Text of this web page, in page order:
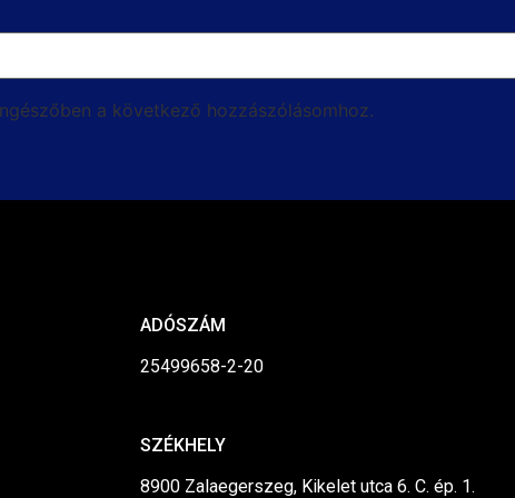
a következő hozzászólásomhoz.
ADÓSZÁM
25499658-2-20
SZÉKHELY
8900 Zalaegerszeg, Kikelet utca 6. C. ép. 1.